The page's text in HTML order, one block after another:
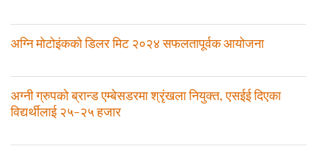
अग्नि मोटोइंकको डिलर मिट २०२४ सफलतापूर्वक आयोजना
अग्नी ग्रुपको ब्रान्ड एम्बेसडरमा श्रृंखला नियुक्त, एसईई दिएका
विद्यर्थीलाई २५-२५ हजार